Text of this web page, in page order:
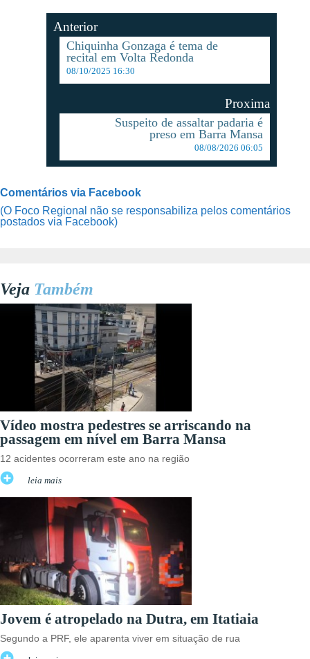
Anterior
Chiquinha Gonzaga é tema de
recital em Volta Redonda
08/10/2025 16:30
Proxima
Suspeito de assaltar padaria é
preso em Barra Mansa
08/08/2026 06:05
Comentários via Facebook
(O Foco Regional não se responsabiliza pelos comentários
postados via Facebook)
Veja Também
Vídeo mostra pedestres se arriscando na
passagem em nível em Barra Mansa
12 acidentes ocorreram este ano na região
leia mais
Jovem é atropelado na Dutra, em Itatiaia
Segundo a PRF, ele aparenta viver em situação de rua